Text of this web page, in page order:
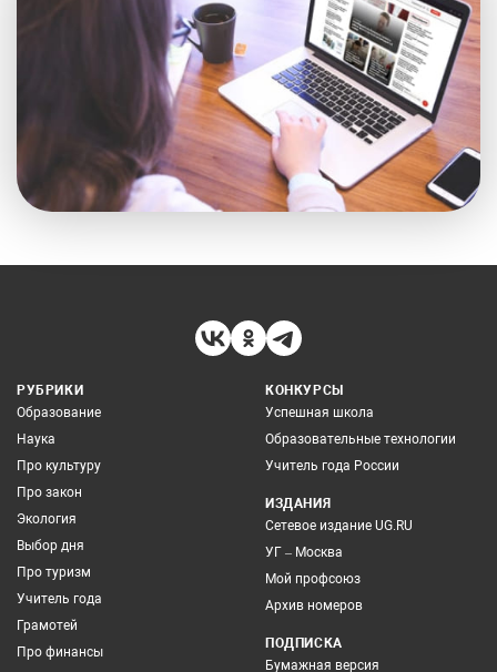
РУБРИКИ
Образование
Наука
Про культуру
Про закон
Экология
Выбор дня
Про туризм
Учитель года
Грамотей
Про финансы
КОНКУРСЫ
Успешная школа
Образовательные технологии
Учитель года России
ИЗДАНИЯ
Сетевое издание UG.RU
УГ – Москва
Мой профсоюз
Архив номеров
ПОДПИСКА
Бумажная версия